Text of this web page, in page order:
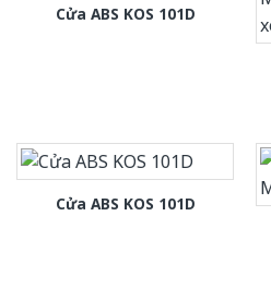
Cửa ABS KOS 101D
Cửa ABS KOS 101D